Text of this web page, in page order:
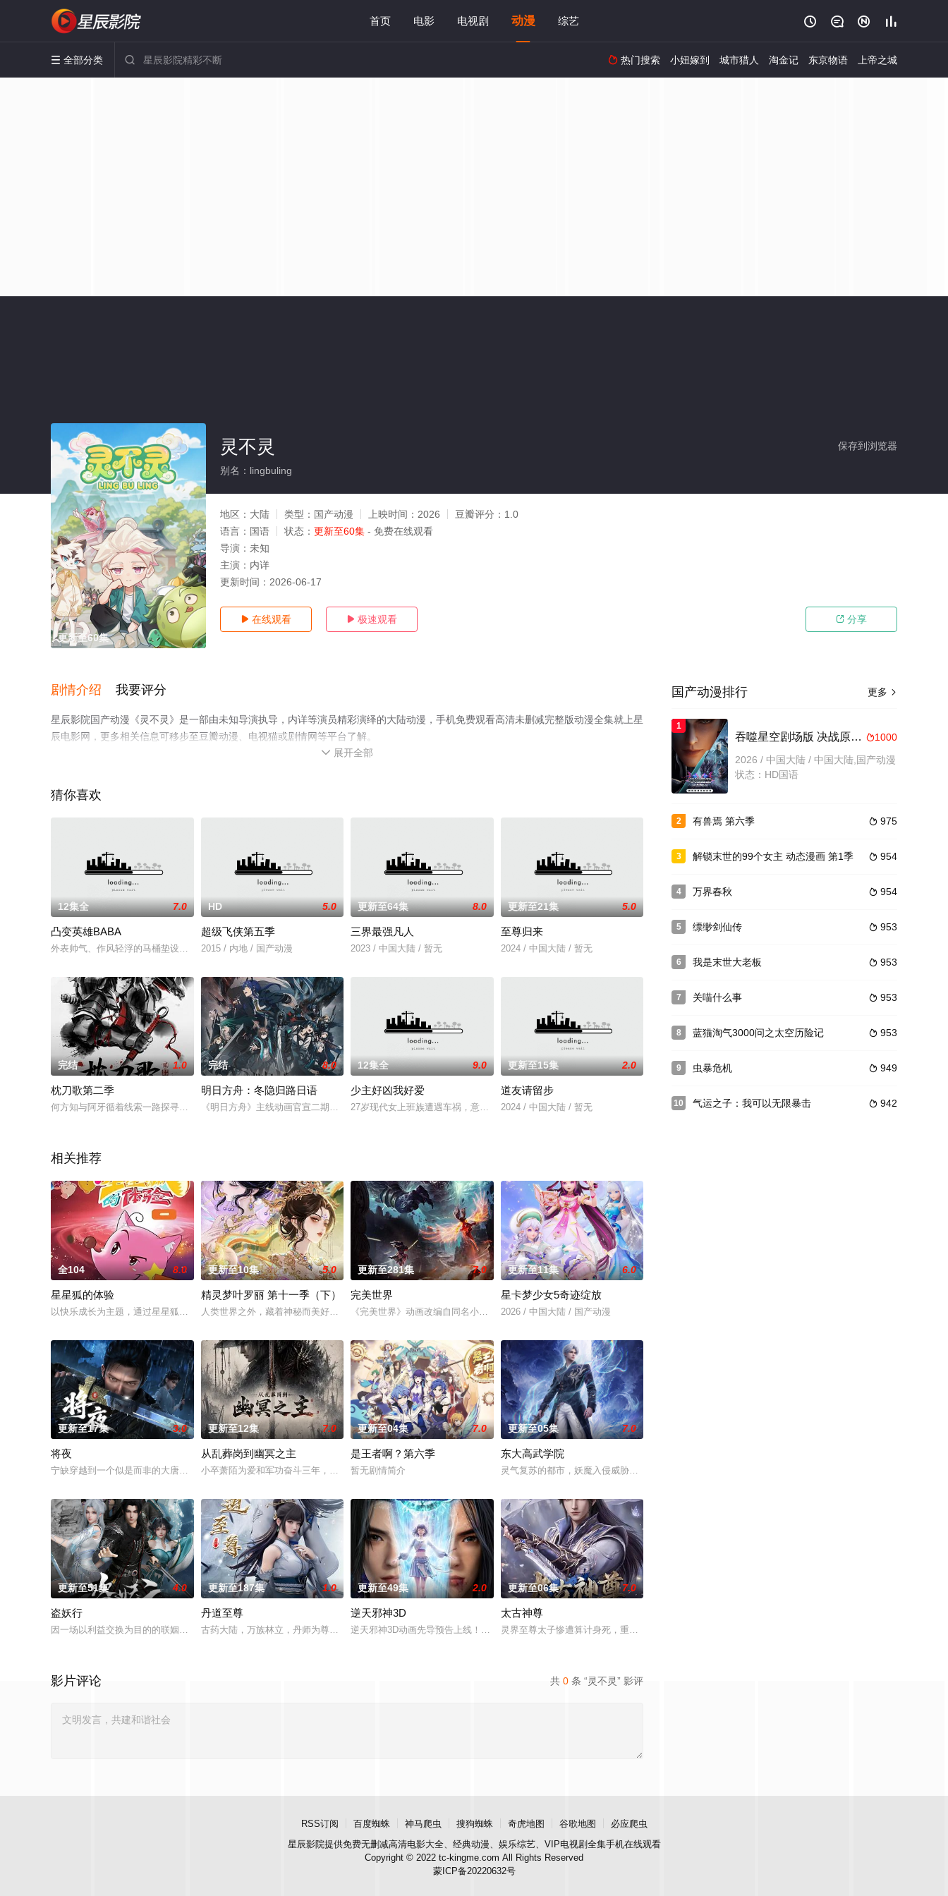
首页 电影 电视剧 动漫 综艺    
 全部分类   热门搜索 小妞嫁到 城市猎人 淘金记 东京物语 上帝之城
更新至60集
保存到浏览器
灵不灵
别名：lingbuling
地区： 大陆 类型： 国产动漫 上映时间： 2026 豆瓣评分： 1.0
语言： 国语 状态： 更新至60集 - 免费在线观看
导演： 未知
主演： 内详
更新时间： 2026-06-17
 在线观看  极速观看  分享
剧情介绍 我要评分
星辰影院国产动漫《灵不灵》是一部由未知导演执导，内详等演员精彩演绎的大陆动漫，手机免费观看高清未删减完整版动漫全集就上星
辰电影网，更多相关信息可移步至豆瓣动漫、电视猫或剧情网等平台了解。
 展开全部
猜你喜欢
12集全 7.0
凸变英雄BABA
外表帅气、作风轻浮的马桶垫设计师伢叔和妻子离婚后，与女儿小敏一起生活。某天，伢叔莫名其妙的穿越了，并稀里糊涂地成为了超级英雄，被赋予了从外星人手中拯救地球的重任。而他成为超级英雄的代价就是从原本
HD 5.0
超级飞侠第五季
2015 / 内地 / 国产动漫
更新至64集 8.0
三界最强凡人
2023 / 中国大陆 / 暂无
更新至21集 5.0
至尊归来
2024 / 中国大陆 / 暂无
完结 1.0
枕刀歌第二季
何方知与阿牙循着线索一路探寻，终于找到了借刀杀人除掉林大人的幕后之人。此后，上凤鸣山，受凤阁主所托，前去西北救一人……在这一路上，何方知又遇到了形形色色的人，他们或居庙堂之上，或处江湖之中，每个
完结 8.0
明日方舟：冬隐归路日语
《明日方舟》主线动画官宣二期制作决定！副标题为 冬隐归路。
12集全 9.0
少主好凶我好爱
27岁现代女上班族遭遇车祸，意外穿越到天谕朝，附身到14岁的乞丐洛晓柒身上。她无意中遇到正在密谋寻找前朝太子下落的两位美男——少主
更新至15集 2.0
道友请留步
2024 / 中国大陆 / 暂无
相关推荐
全104 8.0
星星狐的体验
以快乐成长为主题，通过星星狐演绎不同的职业角色，帮助了孩子们了解职业，带领他们找寻到自己的兴趣与爱好，树立职业理想，并不断为这一理想而努力。
更新至10集 5.0
精灵梦叶罗丽 第十一季（下）
人类世界之外，藏着神秘而美好的叶罗丽仙境。这里的仙子因自然与人类世界的兴衰而生，也与万物命运相连。当人类世界灾难骤起，风云失色，失衡的力量逐渐波及仙境。危机之中
更新至281集 7.0
完美世界
《完美世界》动画改编自同名小说。他为修道而生，为应劫而至，他身化亿万血雨，洒落万古岁月，经历无数时空的熬炼，岁月长河的洗礼，他化
更新至11集 6.0
星卡梦少女5奇迹绽放
2026 / 中国大陆 / 国产动漫
更新至17集 3.0
将夜
宁缺穿越到一个似是而非的大唐世界，却发现此处为处处惊险的修行世界，原本以为自己可以从此吃香喝辣，一跃成为人上人时，他却发现自己既没有任何修行天赋，而且从四岁开始就家破人亡亲眼目睹灭门惨案，更被千
更新至12集 7.0
从乱葬岗到幽冥之主
小卒萧陌为爱和军功奋斗三年，却被恋人柳莺儿与将军之子赵昊联手背叛，残忍杀害后抛尸乱葬岗。濒死之际，他唤醒了上古魔刀“幽冥”，获得驱使阴兵之力，化身“活阎罗”归来复仇
更新至04集 7.0
是王者啊？第六季
暂无剧情简介
更新至05集 7.0
东大高武学院
灵气复苏的都市，妖魔入侵威胁来袭，天生废灵根的少年秦雨体内意外觉醒神力，被选中成为神秘至强功法
更新至51集 4.0
盗妖行
因一场以利益交换为目的的联姻，太玄楼刺客江元与九璇宗圣女韶月奉命成婚。两人在洞房夜发起暗杀，却发现彼此皆是不死之身。为了得到对方宗门的秘宝御妖铃、镇魔钟，两人从死敌转为表面夫妻，虚与委蛇。但两人
更新至187集 1.0
丹道至尊
古药大陆，万族林立，丹师为尊；双生武脉，再现世间！醉卧美人膝，成就丹道至尊！
更新至49集 2.0
逆天邪神3D
逆天邪神3D动画先导预告上线！掌天毒之珠，承邪神之血，修逆天之力。高能工作室出品，爱奇艺全网独播，敬请期待！
更新至06集 7.0
太古神尊
灵界至尊太子惨遭算计身死，重生跌落凡尘沦为底层杂役！身怀绝世造化神丹与逆天功法，仅凭一柄锈剑掀
共 0 条 “灵不灵” 影评
影片评论
更多 
国产动漫排行
1
1000
吞噬星空剧场版 决战原始星
2026 / 中国大陆 / 中国大陆,国产动漫
状态：HD国语
2  975
有兽焉 第六季
3  954
解锁末世的99个女主 动态漫画 第1季
4  954
万界春秋
5  953
缥缈剑仙传
6  953
我是末世大老板
7  953
关喵什么事
8  953
蓝猫淘气3000问之太空历险记
9  949
虫暴危机
10  942
气运之子：我可以无限暴击
RSS订阅 百度蜘蛛 神马爬虫 搜狗蜘蛛 奇虎地图 谷歌地图
必应爬虫
星辰影院提供免费无删减高清电影大全、经典动漫、娱乐综艺、VIP电视剧全集手机在线观看
Copyright © 2022 tc-kingme.com All Rights Reserved
蒙ICP备20220632号